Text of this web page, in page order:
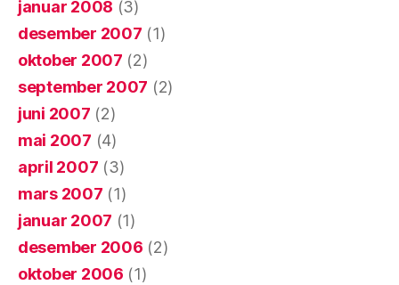
januar 2008 (3)
desember 2007 (1)
oktober 2007 (2)
september 2007 (2)
juni 2007 (2)
mai 2007 (4)
april 2007 (3)
mars 2007 (1)
januar 2007 (1)
desember 2006 (2)
oktober 2006 (1)